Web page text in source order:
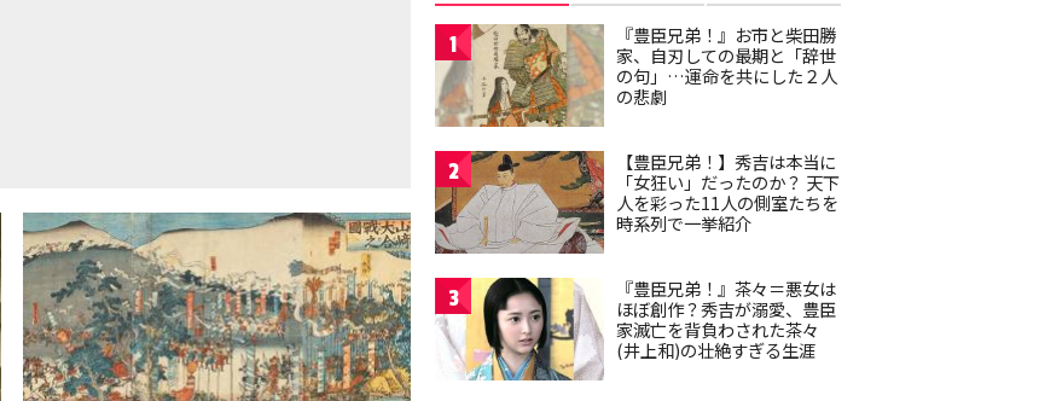
1
『豊臣兄弟！』お市と柴田勝
家、自刃しての最期と「辞世
の句」…運命を共にした２人
の悲劇
2
【豊臣兄弟！】秀吉は本当に
「女狂い」だったのか？ 天下
人を彩った11人の側室たちを
時系列で一挙紹介
3
『豊臣兄弟！』茶々＝悪女は
ほぼ創作？秀吉が溺愛、豊臣
家滅亡を背負わされた茶々
(井上和)の壮絶すぎる生涯